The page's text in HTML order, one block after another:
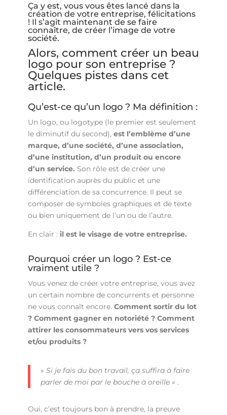
Ça y est, vous vous êtes lancé dans la
création de votre entreprise, félicitations
! Il s’agit maintenant de se faire
connaître, de créer l’image de votre
société.
Alors, comment créer un beau
logo pour son entreprise ?
Quelques pistes dans cet
article.
Qu’est-ce qu’un logo ? Ma définition :
Un logo, ou logotype (le premier est seulement
le diminutif du second), est l’emblème d’une
marque, d’une société, d’une association,
d’une institution, d’un produit ou encore
d’un service. Son rôle est de créer une
identification auprès du public et une
différenciation de sa concurrence. Il peut se
composer de symboles graphiques et de texte
ou bien uniquement de l’un ou de l’autre.
En clair : il est le visage de votre entreprise.
Pourquoi créer un logo ? Est-ce
vraiment utile ?
Vous venez de créer votre entreprise, vous avez
un certain nombre de concurrents et personne
ne vous connaît encore. Comment sortir du lot
? Comment gagner en notoriété ? Comment
attirer les consommateurs vers vos services
et/ou produits ?
» Si je fais du bon travail, ça suffira à faire
parler de moi par le bouche à oreille « .
Oui, c’est toujours bon à prendre, la preuve